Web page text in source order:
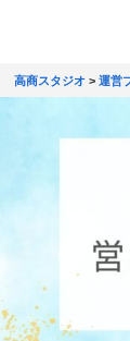
高商スタジオ >運営